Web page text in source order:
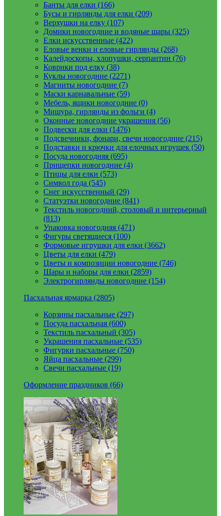
Банты для елки (166)
Бусы и гирлянды для елки (209)
Верхушки на елку (107)
Домики новогодние и водяные шары (325)
Елки искусственные (422)
Еловые венки и еловые гирлянды (268)
Калейдоскопы, хлопушки, серпантин (76)
Коврики под елку (38)
Куклы новогодние (2271)
Магниты новогодние (7)
Маски карнавальные (59)
Мебель, ящики новогодние (0)
Мишура, гирлянды из фольги (4)
Оконные новогодние украшения (56)
Подвески для елки (1476)
Подсвечники, фонари, свечи новогодние (215)
Подставки и крючки для елочных игрушек (50)
Посуда новогодняя (695)
Прищепки новогодние (4)
Птицы для елки (573)
Символ года (545)
Снег искусственный (29)
Статуэтки новогодние (841)
Текстиль новогодний, столовый и интерьерный
(813)
Упаковка новогодняя (471)
Фигуры светящиеся (100)
Формовые игрушки для елки (3662)
Цветы для елки (479)
Цветы и композиции новогодние (746)
Шары и наборы для елки (2859)
Электрогирлянды новогодние (154)
Пасхальная ярмарка (2805)
Корзины пасхальные (297)
Посуда пасхальная (600)
Текстиль пасхальный (305)
Украшения пасхальные (535)
Фигурки пасхальные (750)
Яйца пасхальные (299)
Свечи пасхальные (19)
Оформление праздников (66)